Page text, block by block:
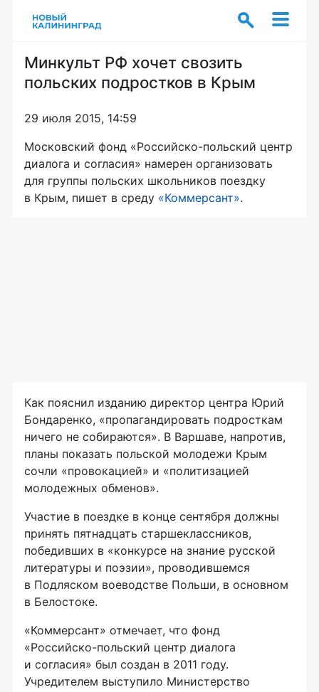
Минкульт РФ хочет свозить
польских подростков в Крым
29 июля 2015, 14:59
Московский фонд «Российско-польский центр
диалога и согласия» намерен организовать
для группы польских школьников поездку
в Крым, пишет в среду «Коммерсант».
Как пояснил изданию директор центра Юрий
Бондаренко, «пропагандировать подросткам
ничего не собираются». В Варшаве, напротив,
планы показать польской молодежи Крым
сочли «провокацией» и «политизацией
молодежных обменов».
Участие в поездке в конце сентября должны
принять пятнадцать старшеклассников,
победивших в «конкурсе на знание русской
литературы и поэзии», проводившемся
в Подляском воеводстве Польши, в основном
в Белостоке.
«Коммерсант» отмечает, что фонд
«Российско-польский центр диалога
и согласия» был создан в 2011 году.
Учредителем выступило Министерство